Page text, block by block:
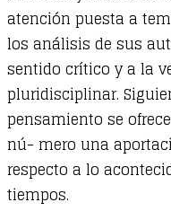
atención puesta a
los análisis de sus
sentido crítico y a la
pluridisciplinar.
pensamiento se
nú- mero una
respecto a lo
tiempos.